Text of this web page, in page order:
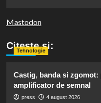
Mastodon
Citeste si:
Tehnologie
Castig, banda si
amplificator de semnal
press 4 august 2026